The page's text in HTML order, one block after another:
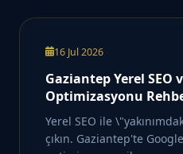
16 Jul 2026
Gaziantep Yerel SEO
Optimizasyonu
Yerel SEO ile
çıkın. Gaziantep'te